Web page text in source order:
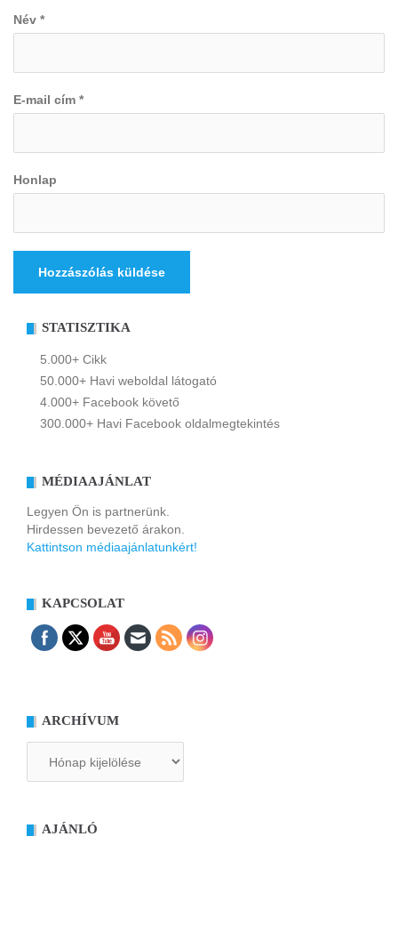
Név *
E-mail cím *
Honlap
STATISZTIKA
5.000+ Cikk
50.000+ Havi weboldal látogató
4.000+ Facebook követő
300.000+ Havi Facebook oldalmegtekintés
MÉDIAAJÁNLAT
Legyen Ön is partnerünk.
Hirdessen bevezető árakon.
Kattintson médiaajánlatunkért!
KAPCSOLAT
ARCHÍVUM
AJÁNLÓ